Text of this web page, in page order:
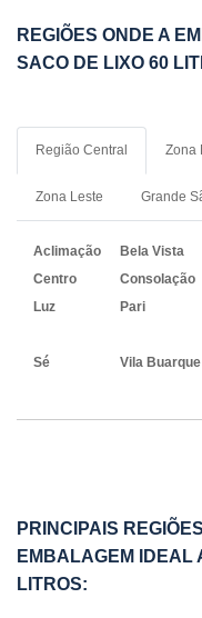
REGIÕES ONDE A
SACO DE LIXO 60
Região Central Zona
Zona Leste Grande
Aclimação Bela Vista
Centro
Consolação
Luz
Pari
Sé
Vila Buarque
PRINCIPAIS
EMBALAGEM IDEAL
LITROS: